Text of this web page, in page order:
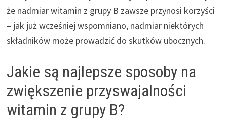
że nadmiar witamin z grupy B zawsze przynosi korzyści
– jak już wcześniej wspomniano, nadmiar niektórych
składników może prowadzić do skutków ubocznych.
Jakie są najlepsze sposoby na
zwiększenie przyswajalności
witamin z grupy B?